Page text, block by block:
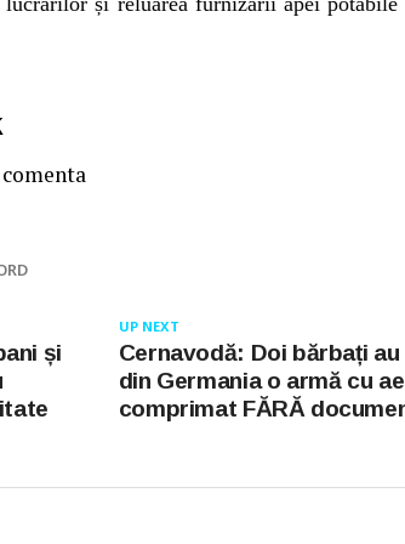
UP NEXT
Cernavodă: Doi bărbați au
din Germania o armă cu
comprimat FĂRĂ
și